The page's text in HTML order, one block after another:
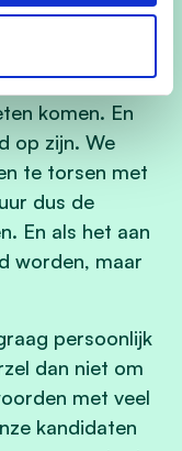
Daarnaast
zal de
waarna daar
komen. En
op zijn. We
te torsen met
dus de
En als het aan
worden, maar
persoonlijk
dan niet om
met veel
kandidaten